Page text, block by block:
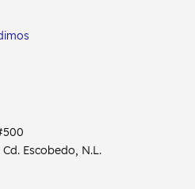
Escobedo, N.L.